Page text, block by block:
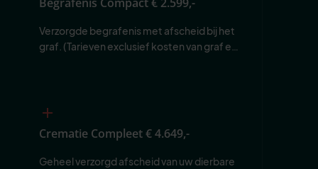
Verzorgde begrafenis met afscheid bij het
graf. (Tarieven exclusief kosten van graf en
Crematie Compleet€ 4.649,-
Geheel verzorgd afscheid van uw dierbare